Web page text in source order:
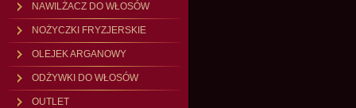
NAWILŻACZ DO WŁOSÓW
NOŻYCZKI FRYZJERSKIE
OLEJEK ARGANOWY
ODŻYWKI DO WŁOSÓW
OUTLET